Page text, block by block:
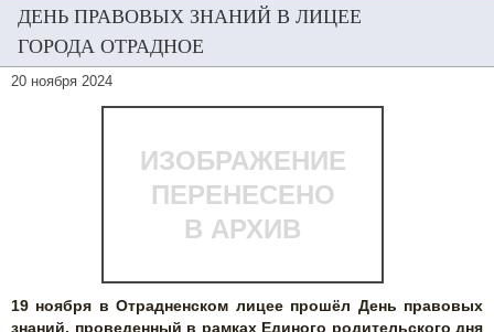
ДЕНЬ ПРАВОВЫХ ЗНАНИЙ В ЛИЦЕЕ
ГОРОДА ОТРАДНОЕ
20 ноября 2024
ИЗОБРАЖЕНИЕ
ПЕРЕНЕСЕНО
В АРХИВ
19 ноября в Отрадненском лицее прошёл День правовых
знаний, проведенный в рамках Единого родительского дня